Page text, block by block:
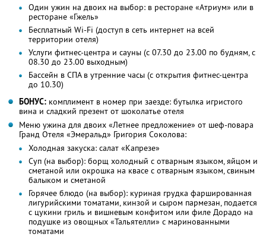
Один ужин на двоих на выбор: в ресторане «Атриум» или в
ресторане «Гжель»
Бесплатный Wi-Fi (доступ в сеть интернет на всей
территории отеля)
Услуги фитнес-центра и сауны (с 07.30 до 23.00 по будням, с
08.30 до 23.00 выходным)
Бассейн в СПА в утренние часы (с открытия фитнес-центра
до 10.30)
БОНУС: комплимент в номер при заезде: бутылка игристого
вина и сладкий презент от шоколатье отеля
Меню ужина для двоих «Летнее предложение» от шеф-повара
Гранд Отеля «Эмеральд» Григория Соколова:
Холодная закуска: салат «Капрезе»
Суп (на выбор): борщ холодный с отварным языком, яйцом и
сметаной или окрошка на квасе с отварным языком, свиным
балыком и сметаной
Горячее блюдо (на выбор): куриная грудка фаршированная
лигурийскими томатами, кинзой и сыром пармезан, подается
с цукини гриль и вишневым конфитом или филе Дорадо на
подушке из овощных «Тальятелли» с маринованными
томатами